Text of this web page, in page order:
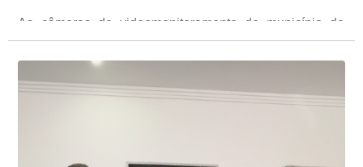
As câmeras de videomonitoramento do município de
Presidente Kennedy identificaram neste fim de semana,
01 de junho, uma motocicleta com indícios de
adulteração, imediatamente, a central de
videomonitoramento acionou a Guarda Civil Municipal,
Durante a abordagem a adulteração foi comprovada,